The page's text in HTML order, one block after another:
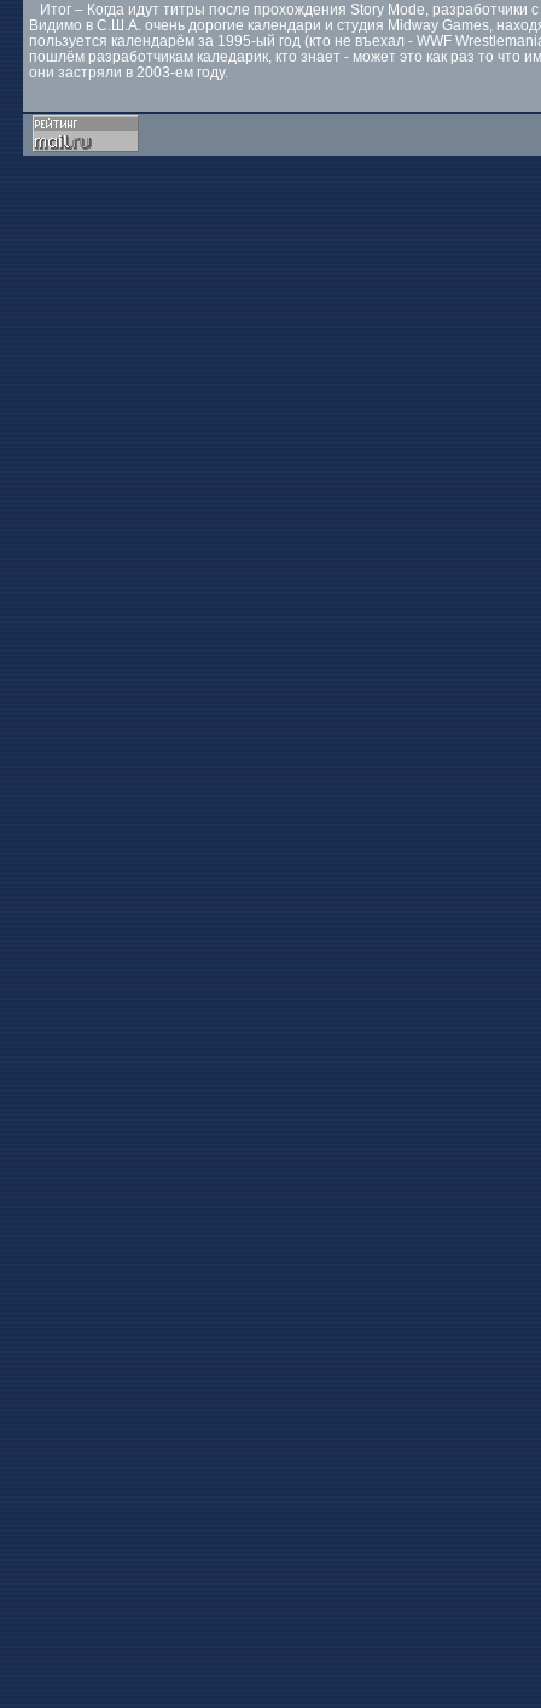
Итог – Когда идут титры после прохождения Story Mode,
Видимо в С.Ш.А. очень дорогие календари и студия Midway Games,
пользуется календарём за 1995-ый год (кто не въехал - WWF
пошлём разработчикам каледарик, кто знает - может это как раз то что
они застряли в 2003-ем году.